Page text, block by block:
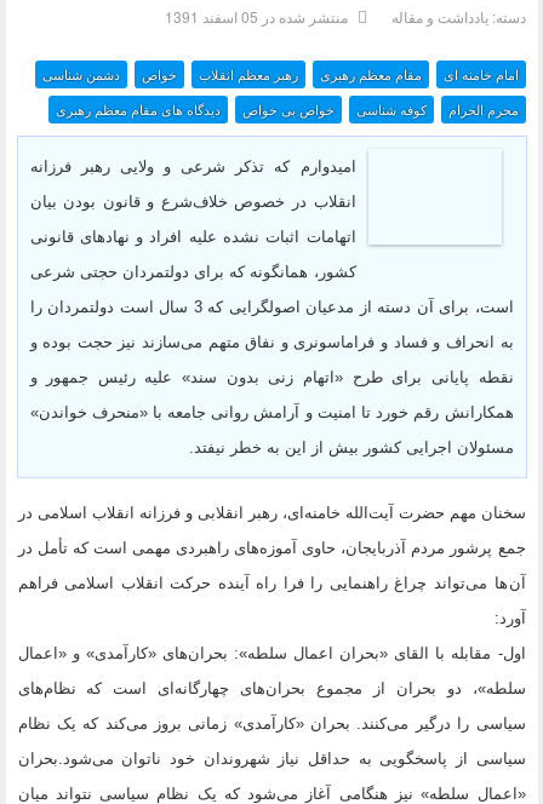
دسته:یادداشت و مقاله منتشر شده در 05 اسفند 1391
امام خامنه ای مقام معظم رهبری رهبر معظم انقلاب خواص
دشمن شناسی
دیدگاه های مقام معظم رهبری
خواص بی خواص کوفه شناسی محرم الحرام
امیدوارم که تذکر شرعی و ولایی رهبر فرزانه
انقلاب در خصوص خلاف‌شرع و قانون بودن بیان
اتهامات اثبات نشده علیه افراد و نهادهای قانونی
کشور، همانگونه که برای دولتمردان حجتی شرعی
است، برای آن دسته از مدعیان اصولگرایی که 3 سال است دولتمردان را
به انحراف و فساد و فراماسونری و نفاق متهم می‌سازند نیز حجت بوده و
نقطه پایانی برای طرح «اتهام زنی بدون سند» علیه رئیس جمهور و
همکارانش رقم خورد تا امنیت و آرامش روانی جامعه با «منحرف خواندن»
مسئولان اجرایی کشور بیش از این به خطر نیفتد.
سخنان مهم حضرت آیت‌الله خامنه‌ای، رهبر انقلابی و فرزانه انقلاب اسلامی در
جمع پرشور مردم آذربایجان، حاوی آموزه‌های راهبردی مهمی است که تأمل در
آن ها می‌تواند چراغ راهنمایی را فرا راه آینده حرکت انقلاب اسلامی فراهم
آورد:
اول- مقابله با القای «بحران اعمال سلطه»: بحران‌های «کارآمدی» و «اعمال
سلطه»، دو بحران از مجموع بحران‌های چهارگانه‌ای است که نظام‌های
سیاسی را درگیر می‌کنند. بحران «کارآمدی» زمانی بروز می‌کند که یک نظام
سیاسی از پاسخگویی به حداقل نیاز شهروندان خود ناتوان می‌شود.بحران
«اعمال سلطه» نیز هنگامی آغاز می‌شود که یک نظام سیاسی نتواند میان